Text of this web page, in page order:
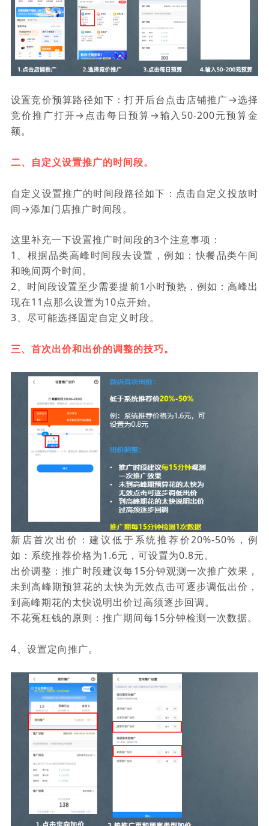
设置竞价预算路径如下：打开后台点击店铺推广→选择
竞价推广打开→点击每日预算→输入50-200元预算金
额。
二、自定义设置推广的时间段。
自定义设置推广的时间段路径如下：点击自定义投放时
间→添加门店推广时间段。
这里补充一下设置推广时间段的3个注意事项：
1、根据品类高峰时间段去设置，例如：快餐品类午间
和晚间两个时间。
2、时间段设置至少需要提前1小时预热，例如：高峰出
现在11点那么设置为10点开始。
3、尽可能选择固定自定义时段。
三、首次出价和出价的调整的技巧。
新店首次出价：建议低于系统推荐价20%-50%，例
如：系统推荐价格为1.6元，可设置为0.8元。
出价调整：推广时段建议每15分钟观测一次推广效果，
未到高峰期预算花的太快为无效点击可逐步调低出价，
到高峰期花的太快说明出价过高须逐步回调。
不花冤枉钱的原则：推广期间每15分钟检测一次数据。
4、设置定向推广。